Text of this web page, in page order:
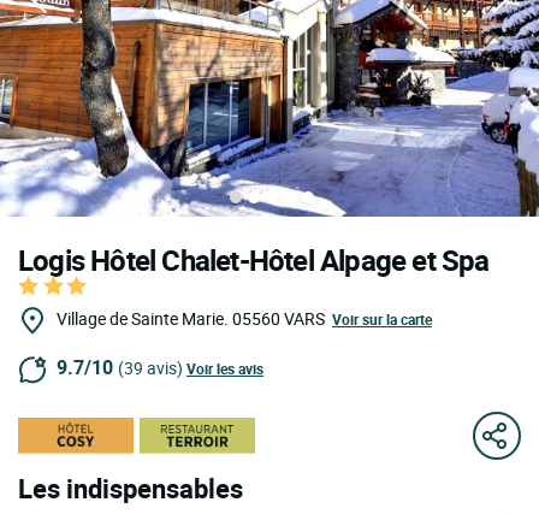
Logis Hôtel Chalet-Hôtel Alpage et Spa
Village de Sainte Marie. 05560 VARS Voir sur la carte
9.7/10 (39 avis) Voir les avis
Les indispensables